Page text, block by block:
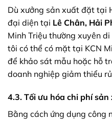
Dù xưởng sản xuất đặt tại
đại diện tại Lê Chân, Hải
Minh Triệu thường xuyên
tôi có thể có mặt tại KCN
để khảo sát mẫu hoặc hỗ
doanh nghiệp giảm thiểu
4.3. Tối ưu hóa chi phí sản
Bằng cách ứng dụng công